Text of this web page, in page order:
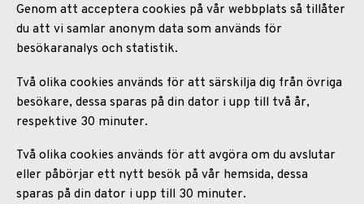
Genom att acceptera cookies på vår webbplats så tillåter
du att vi samlar anonym data som används för
besökaranalys och statistik.
Två olika cookies används för att särskilja dig från övriga
besökare, dessa sparas på din dator i upp till två år,
respektive 30 minuter.
Två olika cookies används för att avgöra om du avslutar
eller påbörjar ett nytt besök på vår hemsida, dessa
sparas på din dator i upp till 30 minuter.